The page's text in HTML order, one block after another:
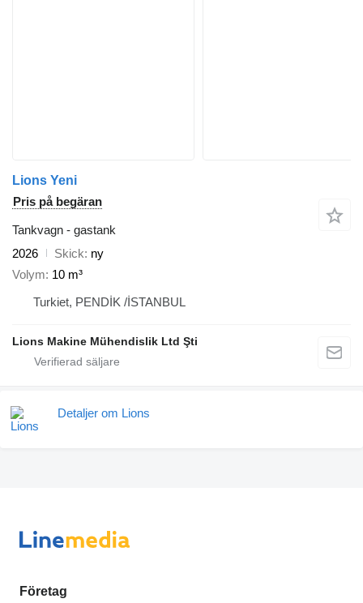
Lions Yeni
Pris på begäran
Tankvagn - gastank
2026
Skick ny
Volym 10 m³
Turkiet, PENDİK /İSTANBUL
Lions Makine Mühendislik Ltd Şti
Detaljer om Lions
Företag